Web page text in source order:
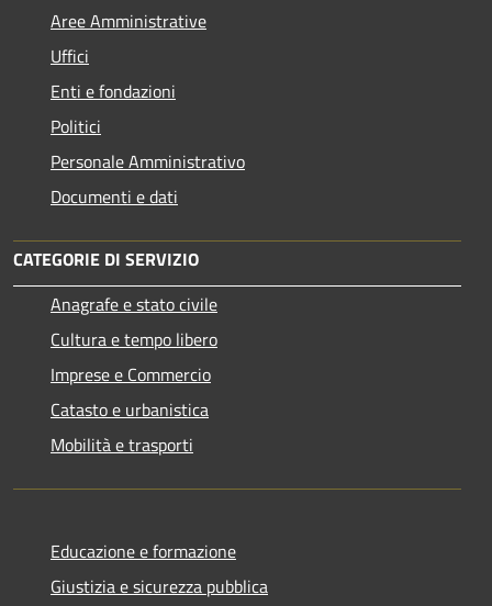
Aree Amministrative
Uffici
Enti e fondazioni
Politici
Personale Amministrativo
Documenti e dati
CATEGORIE DI SERVIZIO
Anagrafe e stato civile
Cultura e tempo libero
Imprese e Commercio
Catasto e urbanistica
Mobilità e trasporti
Educazione e formazione
Giustizia e sicurezza pubblica